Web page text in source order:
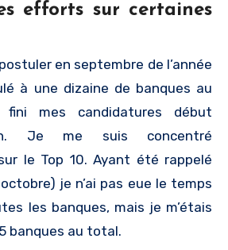
efforts sur certaines
en septembre de l’année
à une dizaine de banques au
mes candidatures début
Je me suis concentré
le Top 10. Ayant été rappelé
je n’ai pas eue le temps
les banques, mais je m’étais
banques au total.